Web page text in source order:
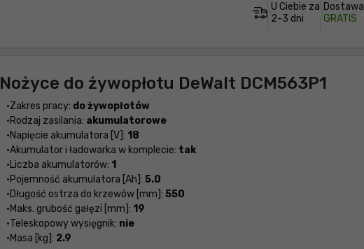
U Ciebie za
2-3 dni
Dostawa
GRATIS
Nożyce do żywopłotu DeWalt DCM563P1
Zakres pracy: do żywopłotów
Rodzaj zasilania: akumulatorowe
Napięcie akumulatora [V]: 18
Akumulator i ładowarka w komplecie: tak
Liczba akumulatorów: 1
Pojemność akumulatora [Ah]: 5.0
Długość ostrza do krzewów [mm]: 550
Maks. grubość gałęzi [mm]: 19
Teleskopowy wysięgnik: nie
Masa [kg]: 2.9